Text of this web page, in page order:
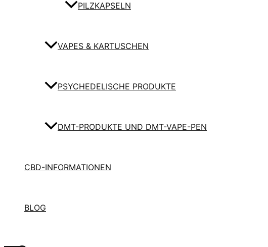
PILZKAPSELN
VAPES & KARTUSCHEN
PSYCHEDELISCHE PRODUKTE
DMT-PRODUKTE UND DMT-VAPE-PEN
CBD-INFORMATIONEN
BLOG